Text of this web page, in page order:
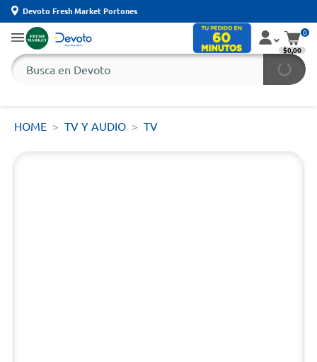
Devoto Fresh Market Portones
0
$0,00
HOME TV Y AUDIO TV